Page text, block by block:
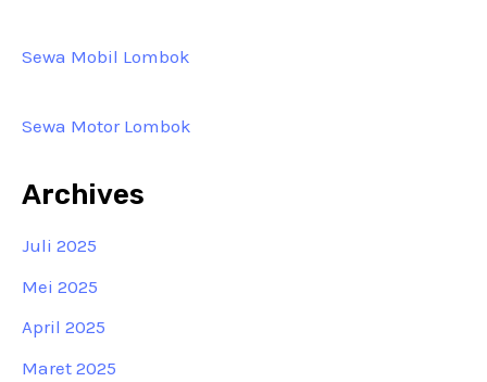
Sewa Mobil Lombok
Sewa Motor Lombok
Archives
Juli 2025
Mei 2025
April 2025
Maret 2025